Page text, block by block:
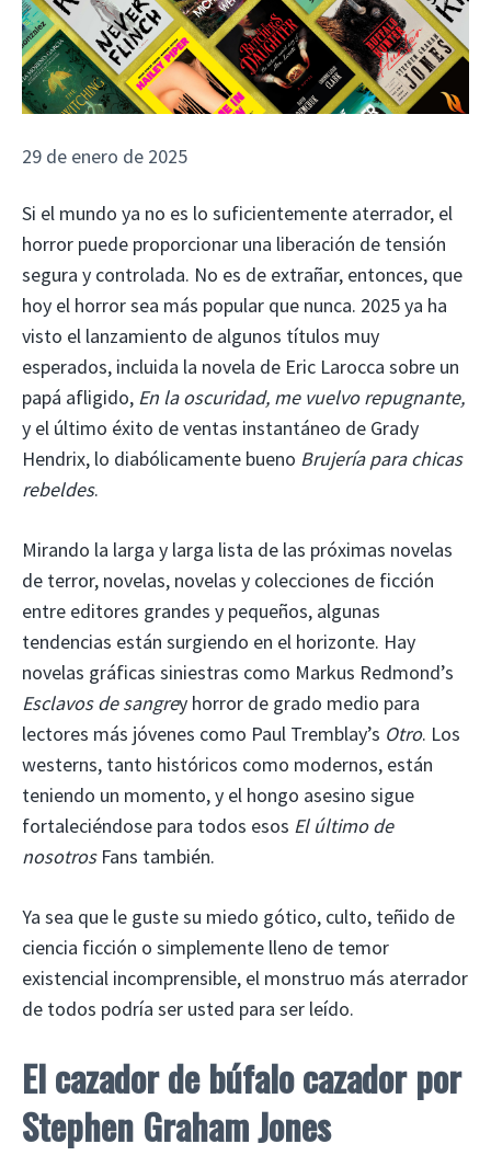
29 de enero de 2025
Si el mundo ya no es lo suficientemente aterrador, el
horror puede proporcionar una liberación de tensión
segura y controlada. No es de extrañar, entonces, que
hoy el horror sea más popular que nunca. 2025 ya ha
visto el lanzamiento de algunos títulos muy
esperados, incluida la novela de Eric Larocca sobre un
papá afligido, En la oscuridad, me vuelvo repugnante,
y el último éxito de ventas instantáneo de Grady
Hendrix, lo diabólicamente bueno Brujería para chicas
rebeldes.
Mirando la larga y larga lista de las próximas novelas
de terror, novelas, novelas y colecciones de ficción
entre editores grandes y pequeños, algunas
tendencias están surgiendo en el horizonte. Hay
novelas gráficas siniestras como Markus Redmond’s
Esclavos de sangrey horror de grado medio para
lectores más jóvenes como Paul Tremblay’s Otro. Los
westerns, tanto históricos como modernos, están
teniendo un momento, y el hongo asesino sigue
fortaleciéndose para todos esos El último de
nosotrosFans también.
Ya sea que le guste su miedo gótico, culto, teñido de
ciencia ficción o simplemente lleno de temor
existencial incomprensible, el monstruo más aterrador
de todos podría ser usted para ser leído.
El cazador de búfalo cazador por
Stephen Graham Jones